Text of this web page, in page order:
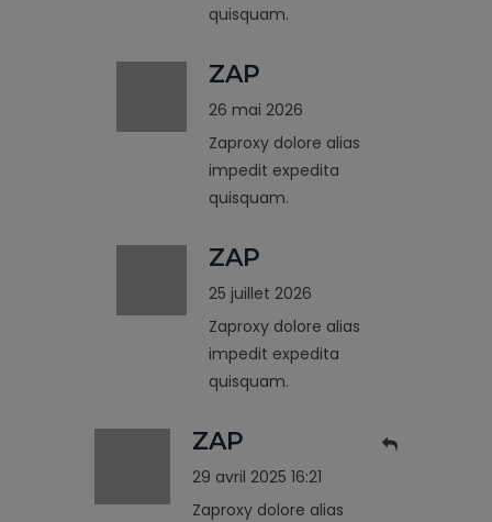
quisquam.
ZAP
26 mai 2026
Zaproxy dolore alias
impedit expedita
quisquam.
ZAP
25 juillet 2026
Zaproxy dolore alias
impedit expedita
quisquam.
ZAP
29 avril 2025 16:21
Zaproxy dolore alias